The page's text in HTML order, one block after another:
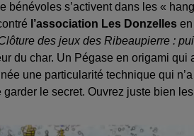
bénévoles s’activent dans les «
l’association Les Donzelles
des jeux des Ribeaupierre :
du char. Un Pégase en origami
une particularité technique qui
le secret. Ouvrez juste bien